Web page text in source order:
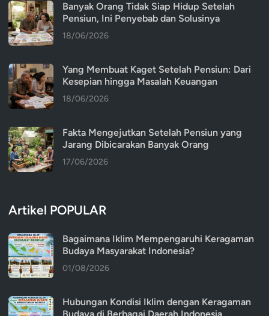
Banyak Orang Tidak Siap Hidup Setelah
Pensiun, Ini Penyebab dan Solusinya
18/06/2026
Yang Membuat Kaget Setelah Pensiun: Dari
Kesepian hingga Masalah Keuangan
18/06/2026
Fakta Mengejutkan Setelah Pensiun yang
Jarang Dibicarakan Banyak Orang
17/06/2026
Artikel POPULAR
Bagaimana Iklim Mempengaruhi Keragaman
Budaya Masyarakat Indonesia?
01/08/2026
Hubungan Kondisi Iklim dengan Keragaman